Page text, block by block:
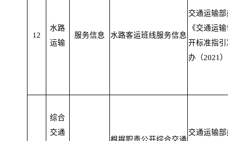
12
水路
运输
服务信息 水路客运班线服务信息
交通运输
《交通运
开标准指
办（2021
综合
交通
交通运输